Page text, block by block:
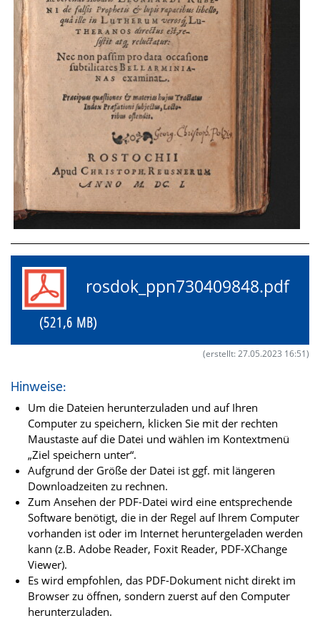
rosdok_ppn730409848.pdf
(521,6 MB)
(erstellt: 27.05.2023 16:51)
Hinweise:
Um die Dateien herunterzuladen und auf Ihren
Computer zu speichern, klicken Sie mit der rechten
Maustaste auf die Datei und wählen im Kontextmenü
„Ziel speichern unter“.
Aufgrund der Größe der Datei ist ggf. mit längeren
Downloadzeiten zu rechnen.
Zum Ansehen der PDF-Datei wird eine entsprechende
Software benötigt, die in der Regel auf Ihrem Computer
vorhanden ist oder im Internet heruntergeladen werden
kann (z.B. Adobe Reader, Foxit Reader, PDF-XChange
Viewer).
Es wird empfohlen, das PDF-Dokument nicht direkt im
Browser zu öffnen, sondern zuerst auf den Computer
herunterzuladen.